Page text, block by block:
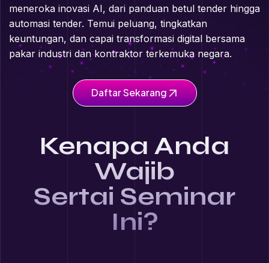
meneroka inovasi AI, dari panduan betul tender hingga
automasi tender. Temui peluang, tingkatkan
keuntungan, dan capai transformasi digital bersama
pakar industri dan kontraktor terkemuka negara.
Daftar Sekarang
Kenapa Anda
Wajib
Sertai Seminar
Ini?